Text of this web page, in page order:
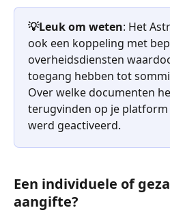
💡Leuk om weten: Het
ook een koppeling met
overheidsdiensten
toegang hebben tot
Over welke documenten
terugvinden op je
werd geactiveerd.
Een individuele of
aangifte?